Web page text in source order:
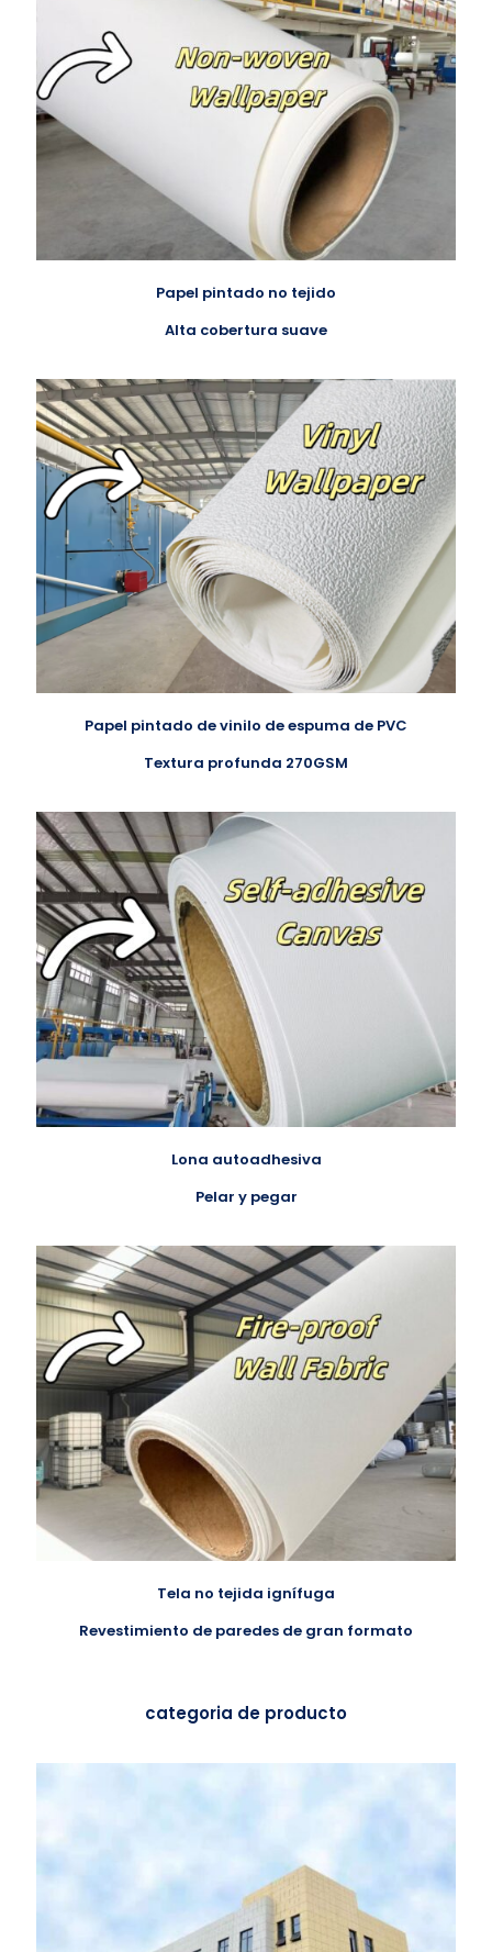
Papel pintado no tejido
Alta cobertura suave
Papel pintado de vinilo de espuma de PVC
Textura profunda 270GSM
Lona autoadhesiva
Pelar y pegar
Tela no tejida ignífuga
Revestimiento de paredes de gran formato
categoria de producto